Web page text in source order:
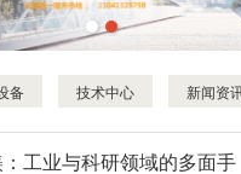
备 技术中心 新闻资
工业与科研领域的多面手